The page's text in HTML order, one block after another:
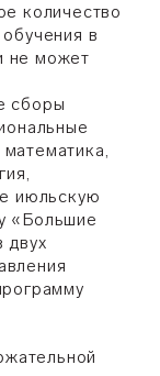
количество
в
не может
сборы
июльскую
«Большие
двух